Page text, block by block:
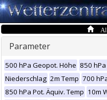
Parameter
500 hPa Geopot. Höhe 850
Niederschlag 2m Temp 700
850 hPa Pot. Äquiv. Temp 10m